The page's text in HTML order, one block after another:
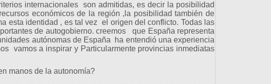
internacionales son admitidas, es decir la posibilidad
económicos de la región ,la posibilidad también de
esta identidad , es tal vez el origen del conflicto. Todas las
de autogobierno. creemos que España representa
autónomas de España ha entendió una experiencia
vamos a inspirar y Particularmente provincias inmediatas
manos de la autonomía?